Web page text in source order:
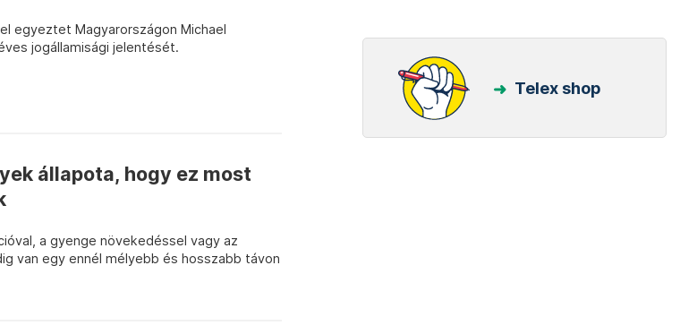
egyeztet Magyarországon Michael
jogállamisági jelentését.
állapota, hogy ez most
a gyenge növekedéssel vagy az
van egy ennél mélyebb és hosszabb távon
Telex shop